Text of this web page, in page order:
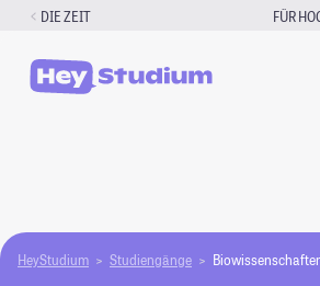
Zum
springen
DIE ZEIT FÜR
HeyStudium Studiengänge